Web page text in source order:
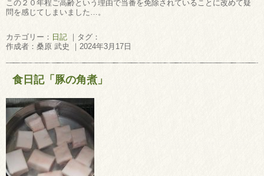
この２０年程ご高齢という理由で当番を免除されていることに改めて疑
問を感じてしまいました…。
カテゴリー： 日記 ｜タグ：
作成者：桑原 武史 ｜2024年3月17日
食日記「豚の角煮」